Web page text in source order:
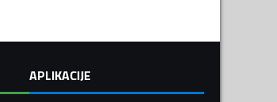
APLIKACIJE